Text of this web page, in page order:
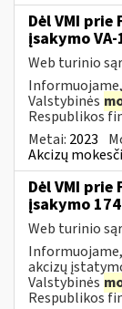
Dėl VMI
įsakymo
Web turinio
Informuojame,
Valstybinės
Respublikos
Metai: 2023
Akcizų
Dėl VMI
įsakymo
Web turinio
akcizų
Valstybinės
Respublikos